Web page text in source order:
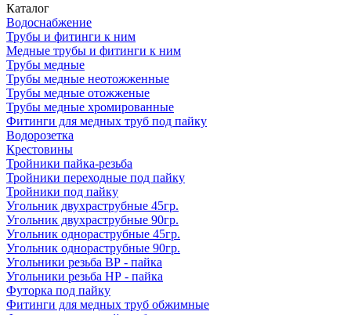
Каталог
Водоснабжение
Трубы и фитинги к ним
Медные трубы и фитинги к ним
Трубы медные
Трубы медные неотожженные
Трубы медные отожженые
Трубы медные хромированные
Фитинги для медных труб под пайку
Водорозетка
Крестовины
Тройники пайка-резьба
Тройники переходные под пайку
Тройники под пайку
Угольник двухраструбные 45гр.
Угольник двухраструбные 90гр.
Угольник однораструбные 45гр.
Угольник однораструбные 90гр.
Угольники резьба ВР - пайка
Угольники резьба НР - пайка
Футорка под пайку
Фитинги для медных труб обжимные